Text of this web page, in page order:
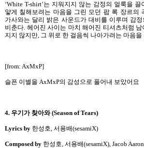
‘White T-shirt’는 지워지지 않는 감정의 얼룩을
얗게 칠해보려는 마음을 그린 모던 팝 록 장르의
가사와는 달리 밝은 사운드가 대비를 이루며 감
비춘다. 헤어진 사이는 마치 해어진 티셔츠처럼
지지 않지만, 그 위로 한 걸음씩 나아가려는 마음을
[from: AxMxP]
슬픈 이별을 AxMxP의 감성으로 풀어내 보았어요
4. 우기가 찾아와 (Season of Tears)
Lyrics by 한성호, 서용배(sesamiX)
Composed by 한성호, 서용배(sesamiX), Jacob